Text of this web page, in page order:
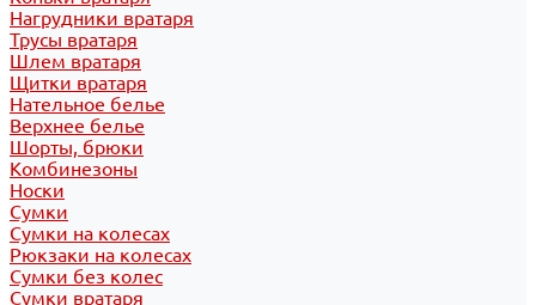
Нагрудники вратаря
Трусы вратаря
Шлем вратаря
Щитки вратаря
Нательное белье
Верхнее белье
Шорты, брюки
Комбинезоны
Носки
Сумки
Сумки на колесах
Рюкзаки на колесах
Сумки без колес
Сумки вратаря